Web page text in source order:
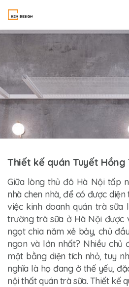
Thiết kế quán Tuyết Hồng
Giữa lòng thủ đô Hà Nội tấp
nhà chen nhà, để có được
việc kinh doanh quán trà sữa
trường trà sữa ở Hà Nội được
ngọt chia năm xẻ bảy, chủ
ngon và lớn nhất? Nhiều chủ
mặt bằng diện tích nhỏ, tuy
nghĩa là họ đang ở thế yếu,
nội thất quán trà sữa. Thiết kế